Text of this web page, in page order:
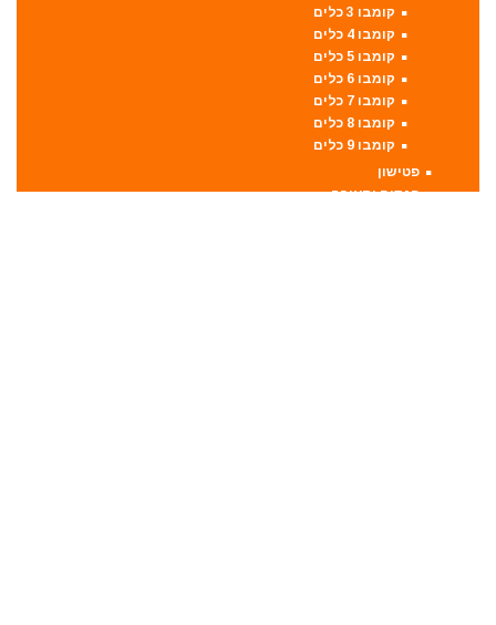
קומבו 3 כלים
קומבו 4 כלים
קומבו 5 כלים
קומבו 6 כלים
קומבו 7 כלים
קומבו 8 כלים
קומבו 9 כלים
פטישון
פנסים ותאורה